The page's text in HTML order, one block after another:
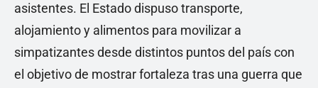
asistentes. El Estado dispuso transporte,
alojamiento y alimentos para movilizar a
simpatizantes desde distintos puntos del país con
el objetivo de mostrar fortaleza tras una guerra que